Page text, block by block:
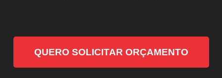
QUERO SOLICITAR ORÇAMENTO